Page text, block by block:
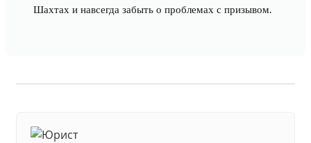
Шахтах и навсегда забыть о проблемах с призывом.